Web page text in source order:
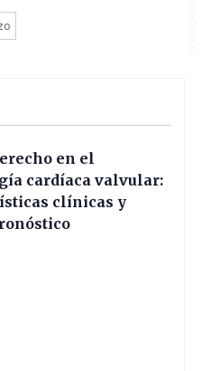
en el
cardíaca valvular:
clínicas y